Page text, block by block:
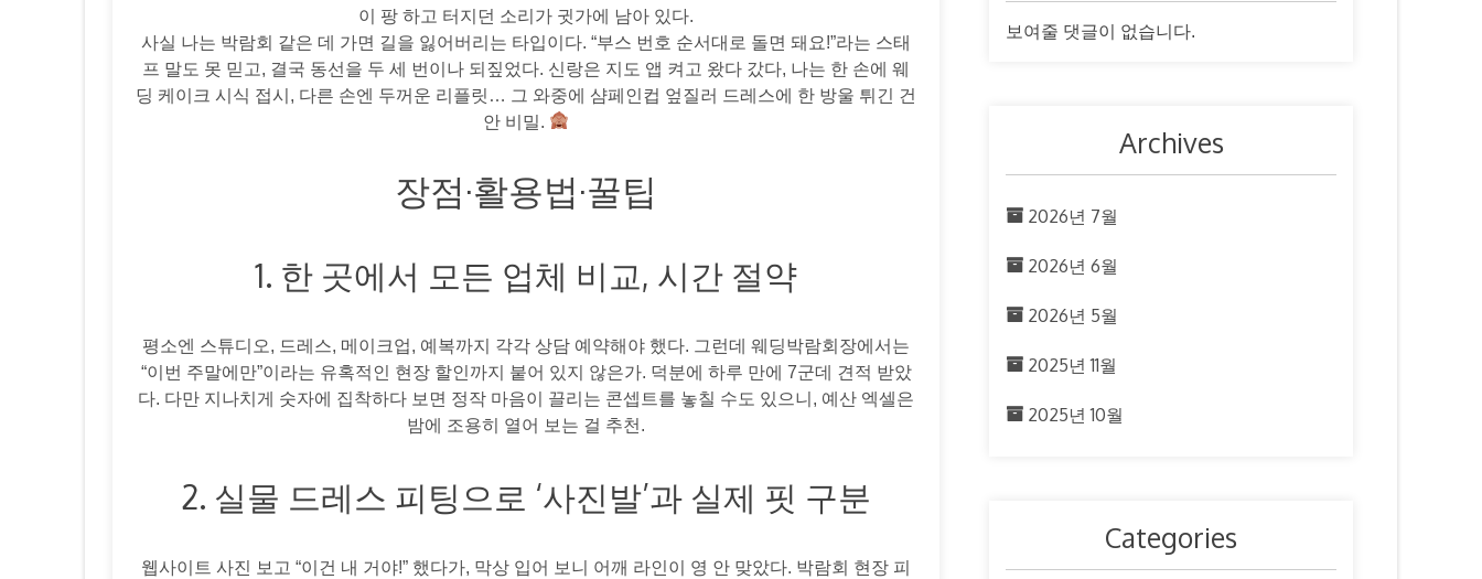
이 팡 하고 터지던 소리가 귓가에 남아 있다.
사실 나는 박람회 같은 데 가면 길을 잃어버리는 타입이다. “부스 번호 순서대로 돌면 돼요!”라는 스태
프 말도 못 믿고, 결국 동선을 두 세 번이나 되짚었다. 신랑은 지도 앱 켜고 왔다 갔다, 나는 한 손에 웨
딩 케이크 시식 접시, 다른 손엔 두꺼운 리플릿… 그 와중에 샴페인컵 엎질러 드레스에 한 방울 튀긴 건
안 비밀.
장점·활용법·꿀팁
1. 한 곳에서 모든 업체 비교, 시간 절약
평소엔 스튜디오, 드레스, 메이크업, 예복까지 각각 상담 예약해야 했다. 그런데 웨딩박람회장에서는
“이번 주말에만”이라는 유혹적인 현장 할인까지 붙어 있지 않은가. 덕분에 하루 만에 7군데 견적 받았
다. 다만 지나치게 숫자에 집착하다 보면 정작 마음이 끌리는 콘셉트를 놓칠 수도 있으니, 예산 엑셀은
밤에 조용히 열어 보는 걸 추천.
2. 실물 드레스 피팅으로 ‘사진발’과 실제 핏 구분
웹사이트 사진 보고 “이건 내 거야!” 했다가, 막상 입어 보니 어깨 라인이 영 안 맞았다. 박람회 현장 피
보여줄 댓글이 없습니다.
Archives
2026년 7월
2026년 6월
2026년 5월
2025년 11월
2025년 10월
Categories